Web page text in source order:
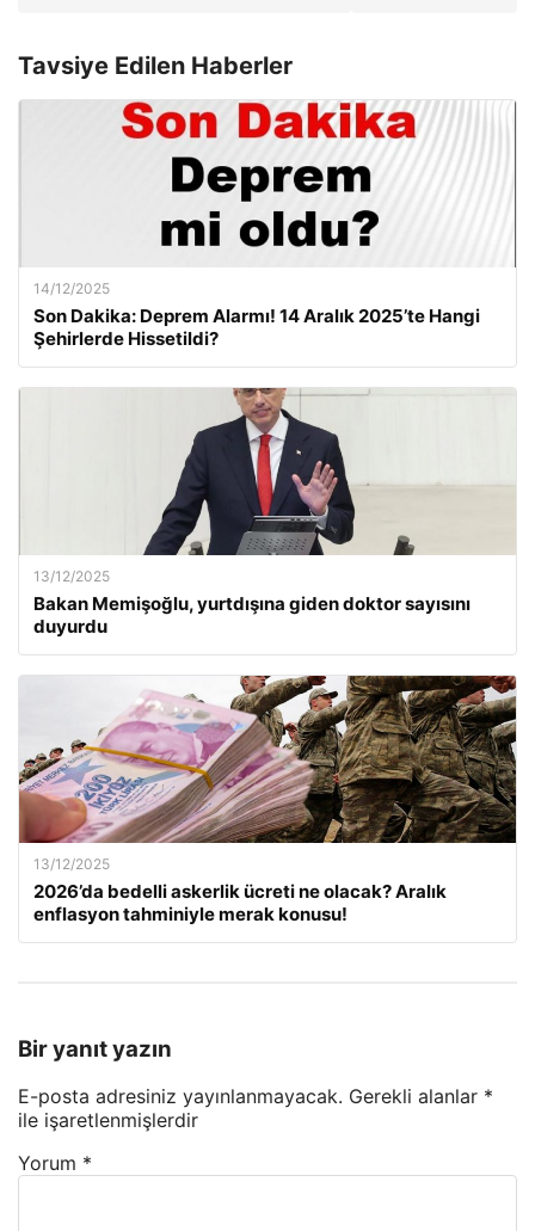
Tavsiye Edilen Haberler
14/12/2025
Son Dakika: Deprem Alarmı! 14 Aralık 2025’te Hangi
Şehirlerde Hissetildi?
13/12/2025
Bakan Memişoğlu, yurtdışına giden doktor sayısını
duyurdu
13/12/2025
2026’da bedelli askerlik ücreti ne olacak? Aralık
enflasyon tahminiyle merak konusu!
Bir yanıt yazın
E-posta adresiniz yayınlanmayacak. Gerekli alanlar *
ile işaretlenmişlerdir
Yorum *